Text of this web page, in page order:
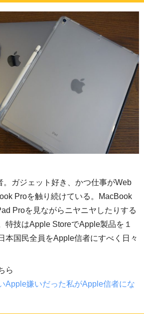
ガジェット好き、かつ仕事がWeb
Proを触り続けている。MacBook
Proを見ながらニヤニヤしたりする
特技はApple StoreでApple製品を１
本国民全員をApple信者にすべく日々
ら
Apple嫌いだった私がApple信者にな